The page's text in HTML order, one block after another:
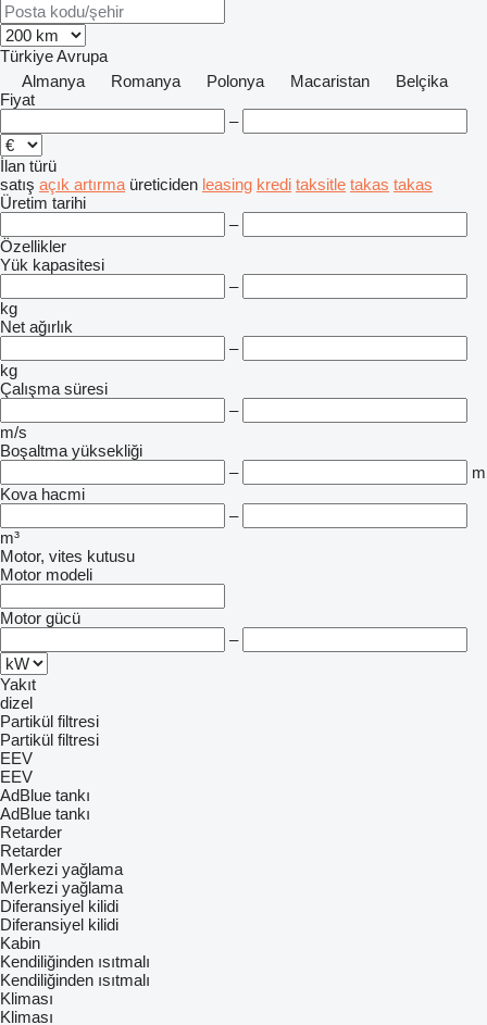
TürkiyeAvrupa
Almanya
Romanya Polonya Macaristan
Belçika
Fiyat
–
İlan türü
satış açık artırma üreticiden leasing kredi taksitle takas takas
Üretim tarihi
–
Özellikler
Yük kapasitesi
–
kg
Net ağırlık
–
kg
Çalışma süresi
–
m/s
Boşaltma yüksekliği
–
m
Kova hacmi
–
m³
Motor, vites kutusu
Motor modeli
Motor gücü
–
Yakıt
dizel
Partikül filtresi
Partikül filtresi
EEV
EEV
AdBlue tankı
AdBlue tankı
Retarder
Retarder
Merkezi yağlama
Merkezi yağlama
Diferansiyel kilidi
Diferansiyel kilidi
Kabin
Kendiliğinden ısıtmalı
Kendiliğinden ısıtmalı
Kliması
Kliması